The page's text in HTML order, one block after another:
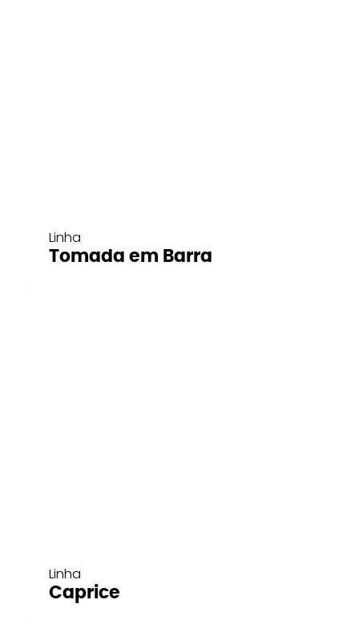
Linha
Tomada em Barra
Linha
Caprice